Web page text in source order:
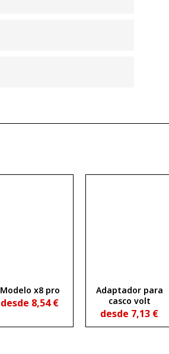
Modelo x8 pro
desde 8,54€
Adaptador para
casco volt
desde 7,13 €